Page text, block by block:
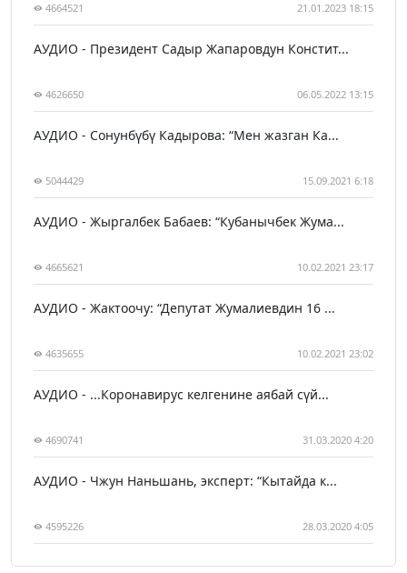
4664521 21.01.2023 18:15
АУДИО - Президент Садыр Жапаровдун Констит...
4626650 06.05.2022 13:15
АУДИО - Сонунбүбү Кадырова: “Мен жазган Ка...
5044429 15.09.2021 6:18
АУДИО - Жыргалбек Бабаев: “Кубанычбек Жума...
4665621 10.02.2021 23:17
АУДИО - Жактоочу: “Депутат Жумалиевдин 16 ...
4635655 10.02.2021 23:02
АУДИО - ...Коронавирус келгенине аябай сүй...
4690741 31.03.2020 4:20
АУДИО - Чжун Наньшань, эксперт: “Кытайда к...
4595226 28.03.2020 4:05